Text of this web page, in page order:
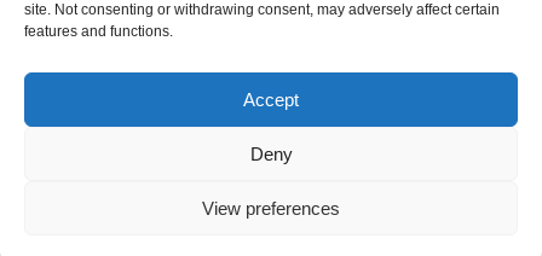
site. Not consenting or withdrawing consent, may adversely affect certain
features and functions.
Accept
Deny
View preferences
The Bulgarian Orthodox Community of St John of
Rila in London
Charity number: 1199201
© 2026 Българска православна църква “Св. Йоан Рилски”